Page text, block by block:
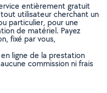
entièrement gratuit
utilisateur cherchant un
particulier, pour une
de matériel. Payez
fixé par vous,
ligne de la prestation
commission ni frais